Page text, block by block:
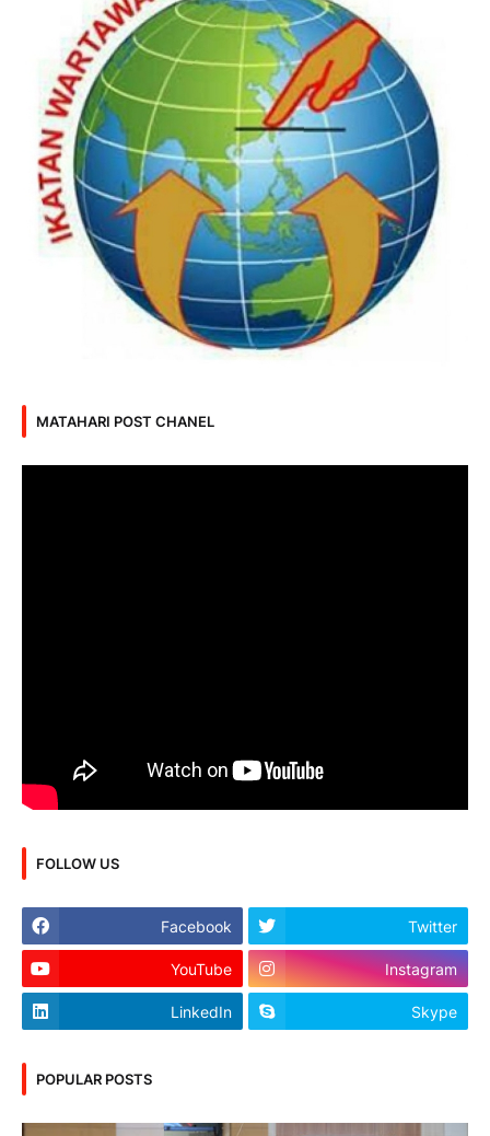
MATAHARI POST CHANEL
FOLLOW US
Facebook Twitter
YouTube Instagram
LinkedIn Skype
POPULAR POSTS